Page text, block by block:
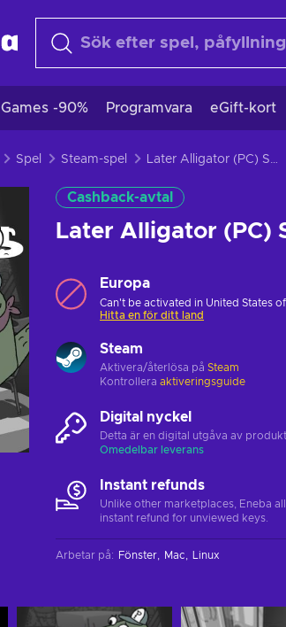
Games -90% Programvara eGift-kort
Spel Steam-spel Later Alligator (PC) Steam Key EUROPE
Cashback-avtal
Later Alligator (PC)
Europa
Can't be activated in United States
Hitta en för ditt land
Steam
Aktivera/återlösa på Steam
Kontrollera aktiveringsguide
Digital nyckel
Detta är en digital utgåva av
Omedelbar leverans
Instant refunds
Unlike other marketplaces, Eneba
instant refund for unviewed keys.
Arbetar på: Fönster Mac Linux